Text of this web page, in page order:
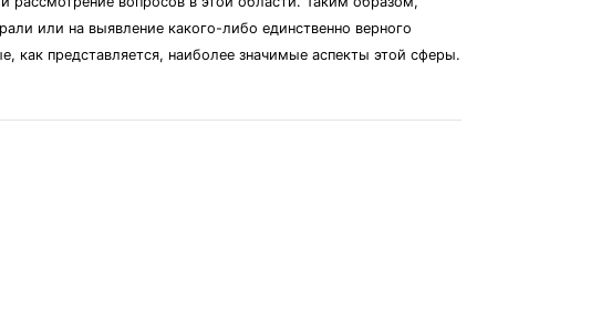
или на выявление какого-либо единственно верного
как представляется, наиболее значимые аспекты этой сферы.